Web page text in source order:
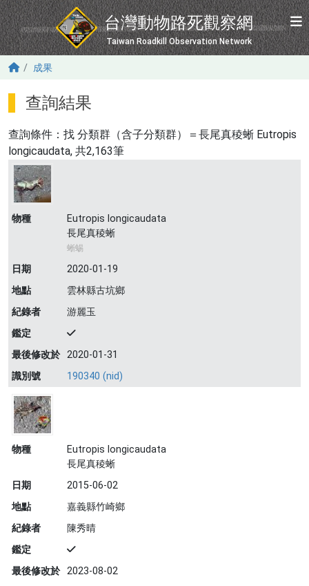
移至主內容
台灣動物路死觀察網
Taiwan Roadkill Observation Network
成果
查詢結果
查詢條件：找 分類群（含子分類群）＝長尾真稜蜥 Eutropis
longicaudata, 共2,163筆
物種
Eutropis longicaudata
長尾真稜蜥
蜥蜴
日期
2020-01-19
地點
雲林縣古坑鄉
紀錄者
游麗玉
鑑定
最後修改於 2020-01-31
識別號
190340 (nid)
物種
Eutropis longicaudata
長尾真稜蜥
日期
2015-06-02
地點
嘉義縣竹崎鄉
紀錄者
陳秀晴
鑑定
最後修改於 2023-08-02